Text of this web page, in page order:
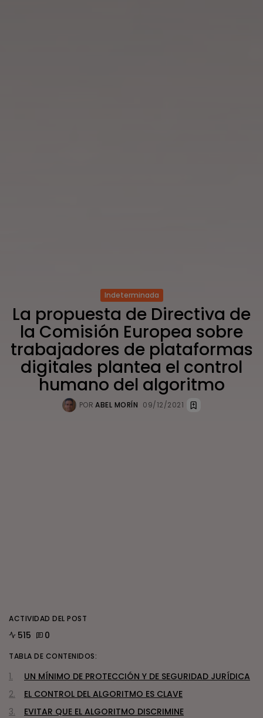
Indeterminada
La propuesta de Directiva de
la Comisión Europea sobre
trabajadores de plataformas
digitales plantea el control
humano del algoritmo
POR ABEL MORÍN 09/12/2021
ACTIVIDAD DEL POST
515 0
TABLA DE CONTENIDOS:
UN MÍNIMO DE PROTECCIÓN Y DE SEGURIDAD JURÍDICA
EL CONTROL DEL ALGORITMO ES CLAVE
EVITAR QUE EL ALGORITMO DISCRIMINE